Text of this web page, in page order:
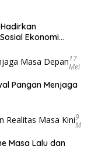
Ekonomi
17
Mei
Pangan Menjaga
9
M
Masa Lalu dan